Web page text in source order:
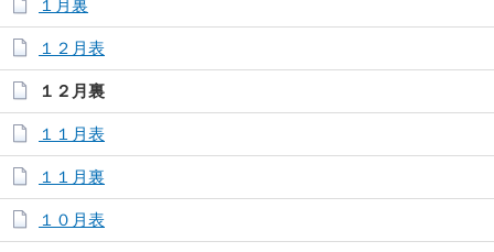
１月裏
１２月表
１２月裏
１１月表
１１月裏
１０月表